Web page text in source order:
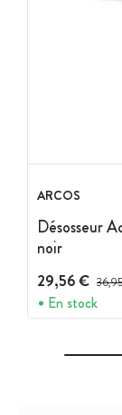
ARCOS
Désosseur
noir
29,56 € Prix
En stock